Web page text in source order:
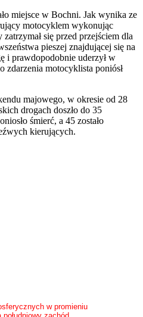
miejsce w Bochni. Jak wynika ze
motocyklem wykonując
się przed przejściem dla
pieszej znajdującej się na
i prawdopodobnie uderzył w
zdarzenia motocyklista poniósł
majowego, w okresie od 28
drogach doszło do 35
śmierć, a 45 zostało
kierujących.
w promieniu